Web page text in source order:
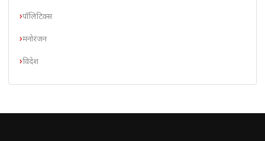
पॉलिटिक्स
मनोरंजन
विदेश